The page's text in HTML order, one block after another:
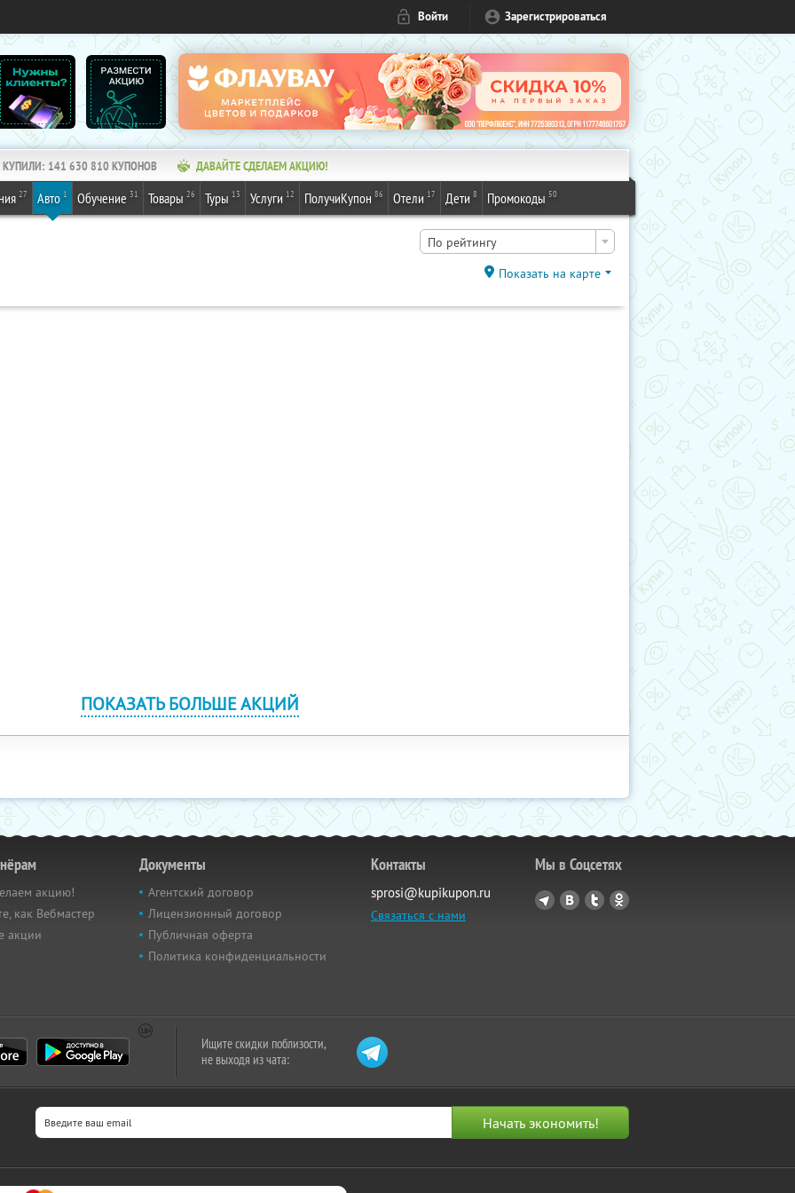
Войти Зарегистрироваться
КУПИЛИ: 141 630 810КУПОНОВ ДАВАЙТЕ СДЕЛАЕМ АКЦИЮ!
27 Авто 1 Обучение 31 Товары 26 Туры 13 Услуги 12 ПолучиКупон 86 Отели 17 Дети 8 Промокоды 50
По рейтингу
Показать на карте
ПОКАЗАТЬ БОЛЬШЕ АКЦИЙ
акцию!
как Вебмастер
акции
Документы
Агентский договор
Лицензионный договор
Публичная оферта
Политика конфиденциальности
Контакты
sprosi@kupikupon.ru
Связаться с нами
Мы в Соцсетях
Ищите скидки поблизости,
не выходя из чата: